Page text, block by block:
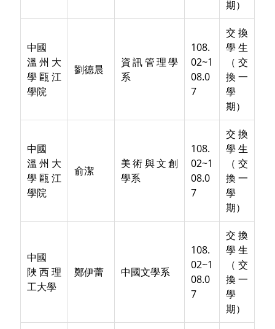
期）
中國
溫州大
學甌江
學院
劉德晨
資訊管理學
系
108.
02~1
08.0
7
交換
學生
（交
換一
學
期）
中國
溫州大
學甌江
學院
俞潔
美術與文創
學系
108.
02~1
08.0
7
交換
學生
（交
換一
學
期）
中國
陜西理
工大學
鄭伊蕾 中國文學系
108.
02~1
08.0
7
交換
學生
（交
換一
學
期）